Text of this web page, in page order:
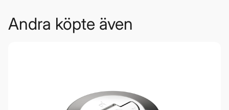
Andra köpte även